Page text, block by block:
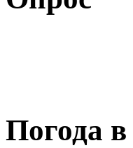
Погода